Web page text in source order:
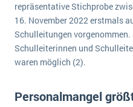
Vermietung
Versorgung
MEHR ÜBER ERP-
ERP News
repräsentative Stichprobe
16. November 2022 erstmals
Schulleitungen
Schulleiterinnen und
waren möglich (2).
Personalmangel